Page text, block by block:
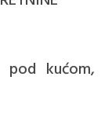
pod kućom,